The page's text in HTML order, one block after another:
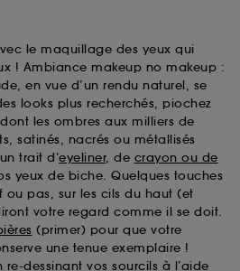
le maquillage des yeux qui
! Ambiance makeup no makeup :
en vue d’un rendu naturel, se
looks plus recherchés, piochez
dont les ombres aux milliers de
satinés, nacrés ou métallisés
trait d’eyeliner, de crayon ou de
yeux de biche. Quelques touches
ou pas, sur les cils du haut (et
votre regard comme il se doit.
(primer) pour que votre
une tenue exemplaire !
re-dessinant vos sourcils à l’aide